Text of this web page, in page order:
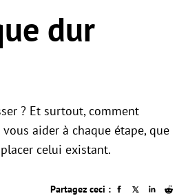
dur
? Et surtout, comment
aider à chaque étape, que
celui existant.
Partagez ceci :